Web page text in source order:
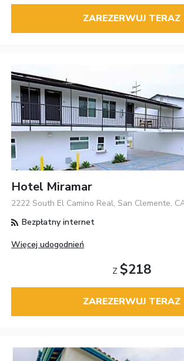
ZAREZERWUJ TERAZ
Hotel Miramar
2222 South El Camino Real, San Clemente,
Bezpłatny internet
Więcej udogodnień
Z $218
ZAREZERWUJ TERAZ